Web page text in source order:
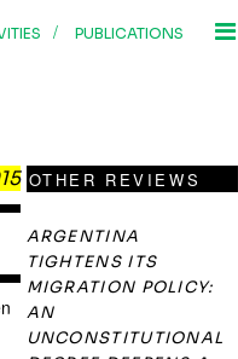
/ PUBLICATIONS
OTHER REVIEWS
ARGENTINA
TIGHTENS ITS
MIGRATION POLICY:
AN
UNCONSTITUTIONAL